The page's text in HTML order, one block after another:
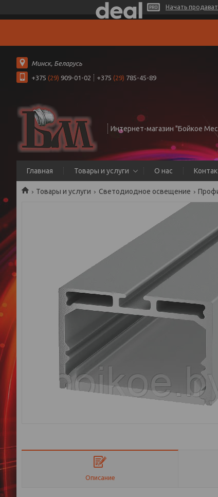
Начать
Минск, Беларусь
+375 (29) 909-01-02 +375 (29) 785-45-89
Интернет-магазин "Бойкое
Главная Товары и услуги О нас
Товары и услуги Светодиодное освещение
Описание